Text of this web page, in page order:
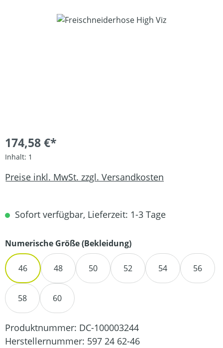
Bildergalerie überspringen
174,58 €*
Inhalt: 1
Preise inkl. MwSt. zzgl. Versandkosten
Sofort verfügbar, Lieferzeit: 1-3 Tage
Numerische Größe (Bekleidung)auswählen
46 48 50 52 54 56
58 60
Produktnummer: DC-100003244
Herstellernummer: 597 24 62-46